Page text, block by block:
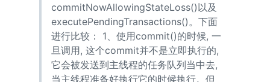
commitNowAllowingStateLoss()以及
executePendingTransactions()。下面
进行比较： 1、使用commit()的时候, 一
旦调用, 这个commit并不是立即执行的,
它会被发送到主线程的任务队列当中去,
当主线程准备好执行它的时候执行。但